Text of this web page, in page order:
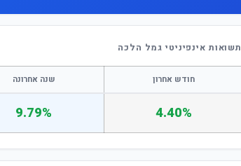
תשואות אינפיניטי גמל הלכה
חודש אחרון שנה אחרונה
4.40%
9.79%